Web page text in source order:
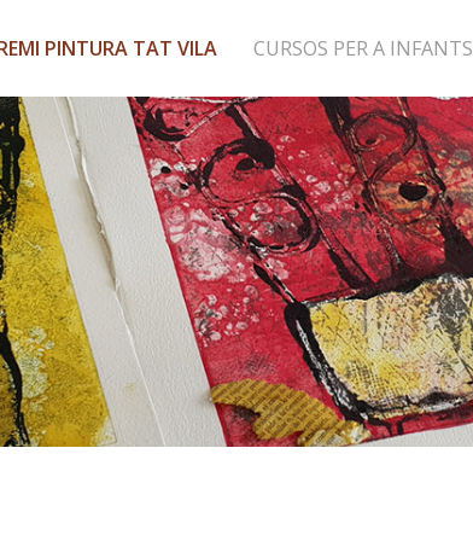
PINTURA TAT VILA CURSOS PER A INFANTS